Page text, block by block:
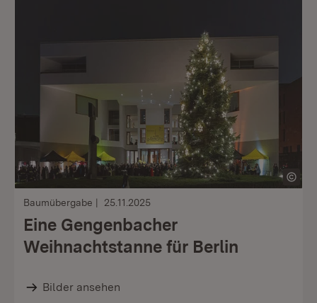
Baumübergabe 25.11.2025
Eine Gengenbacher
Weihnachtstanne für Berlin
Bilder ansehen